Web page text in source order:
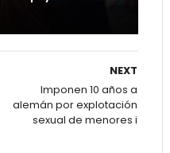
NEXT
Imponen 10 años a
alemán por explotación
sexual de menores i